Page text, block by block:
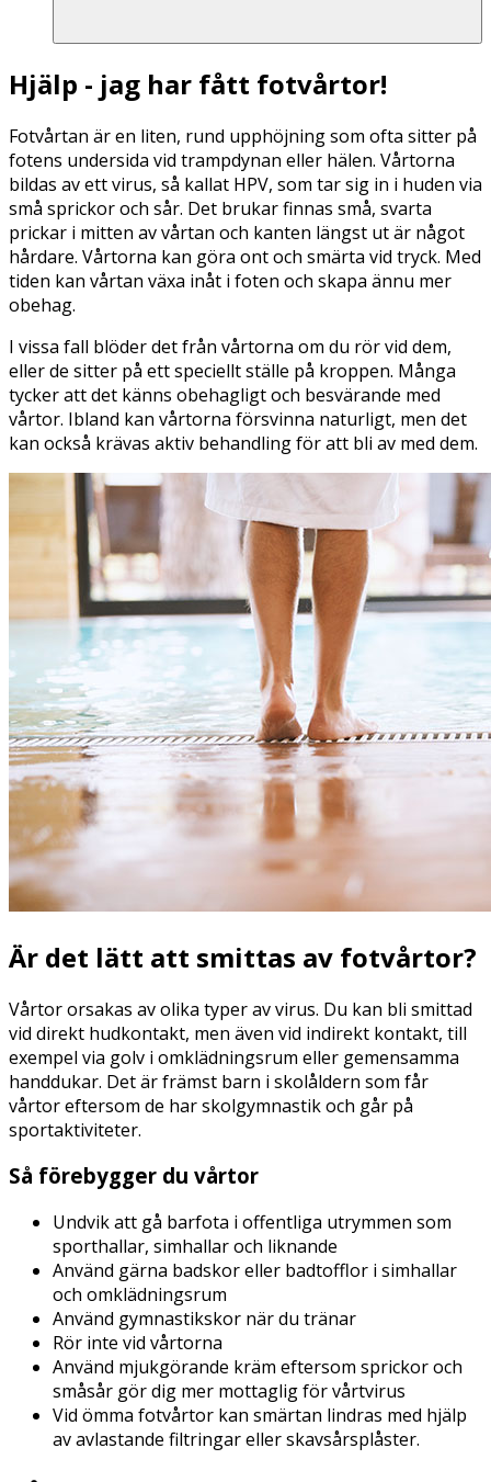
Hjälp - jag har fått fotvårtor!
Fotvårtan är en liten, rund upphöjning som ofta sitter på
fotens undersida vid trampdynan eller hälen. Vårtorna
bildas av ett virus, så kallat HPV, som tar sig in i huden via
små sprickor och sår. Det brukar finnas små, svarta
prickar i mitten av vårtan och kanten längst ut är något
hårdare. Vårtorna kan göra ont och smärta vid tryck. Med
tiden kan vårtan växa inåt i foten och skapa ännu mer
obehag.
I vissa fall blöder det från vårtorna om du rör vid dem,
eller de sitter på ett speciellt ställe på kroppen. Många
tycker att det känns obehagligt och besvärande med
vårtor. Ibland kan vårtorna försvinna naturligt, men det
kan också krävas aktiv behandling för att bli av med dem.
Är det lätt att smittas av fotvårtor?
Vårtor orsakas av olika typer av virus. Du kan bli smittad
vid direkt hudkontakt, men även vid indirekt kontakt, till
exempel via golv i omklädningsrum eller gemensamma
handdukar. Det är främst barn i skolåldern som får
vårtor eftersom de har skolgymnastik och går på
sportaktiviteter.
Så förebygger du vårtor
Undvik att gå barfota i offentliga utrymmen som
sporthallar, simhallar och liknande
Använd gärna badskor eller badtofflor i simhallar
och omklädningsrum
Använd gymnastikskor när du tränar
Rör inte vid vårtorna
Använd mjukgörande kräm eftersom sprickor och
småsår gör dig mer mottaglig för vårtvirus
Vid ömma fotvårtor kan smärtan lindras med hjälp
av avlastande filtringar eller skavsårsplåster.